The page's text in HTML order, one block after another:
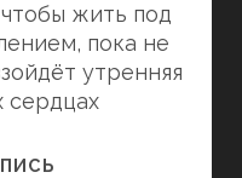
жить под
пока не
утренняя
сердцах